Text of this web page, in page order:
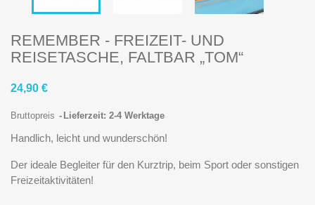
REMEMBER - FREIZEIT- UND
REISETASCHE, FALTBAR „TOM“
24,90 €
Bruttopreis Lieferzeit: 2-4 Werktage
Handlich, leicht und wunderschön!
Der ideale Begleiter für den Kurztrip, beim Sport oder sonstigen
Freizeitaktivitäten!